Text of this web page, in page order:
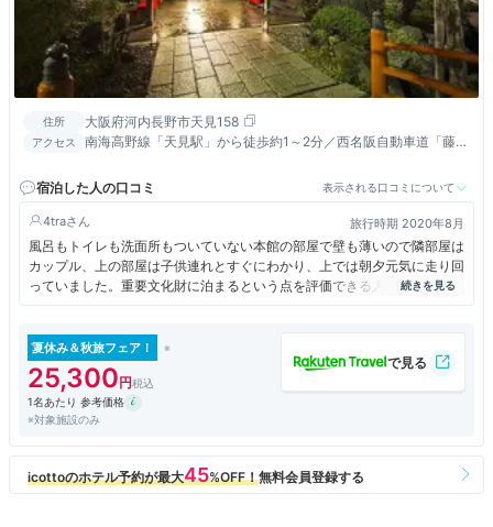
住所 大阪府河内長野市天見158
アクセス
南海高野線「天見駅」から徒歩約1～2分／西名阪自動車道「藤井
40分
宿泊した人の口コミ 表示される口コミについて
4tra 旅行時期 2020年8月
風呂もトイレも洗面所もついていない本館の部屋で壁も薄いので隣部屋は
カップル、上の部屋は子供連れとすぐにわかり、上では朝夕元気に走り回
っていました。重要文化財に泊まるという点を評価できる人にはいい宿と
思います。ちなみにトイレ付いてる大きな部屋もあるし、別に温泉付きの
夏休み＆秋旅フェア！
25,300
1名あたり 参考価格
※対象施設のみ